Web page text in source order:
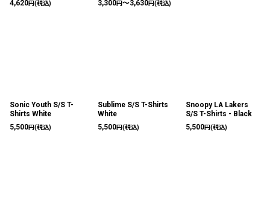
4,620円(税込)
3,300円～3,630円(税込)
Sonic Youth S/S T-
Shirts White
5,500円(税込)
Sublime S/S T-Shirts
White
5,500円(税込)
Snoopy LA Lakers
S/S T-Shirts - Black
5,500円(税込)